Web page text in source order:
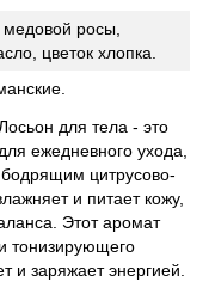
медовой росы,
цветок хлопка.
для тела - это
ежедневного ухода,
бодрящим цитрусово-
и питает кожу,
Этот аромат
тонизирующего
и заряжает энергией.